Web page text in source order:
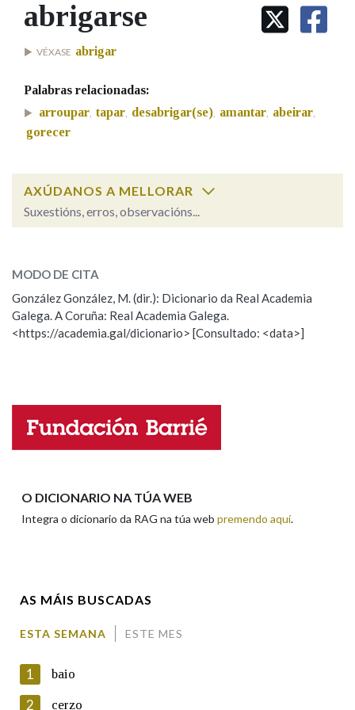
IDENTIDADE CORPORATIVA
MARCIAL DEL ADALID
FIGURAS HOMENAXEADAS
PORTAL DAS PALABRAS
Facebook
TwitterYoutubeInstagram
Bluesky
BUSCAR NOS LEMAS
Comeza por
Remata por
Contén
Nas definicións
Nos exemplos
Marcas gramaticais
LIMPAR
abrigarse
VÉXASE abrigar
Palabras relacionadas:
arroupar, tapar, desabrigar(se), amantar, abeirar,
gorecer
AXÚDANOS A MELLORAR
Suxestións, erros, observacións...
ESCOLLE UNHA OPCIÓN:
Observación Hai un erro na palabra
Propoño mellorar a definición
Nome
MODO DE CITA
González González, M. (dir.): Dicionario da Real Academia
Galega. A Coruña: Real Academia Galega.
<https://academia.gal/dicionario> [Consultado: <data>]
O DICIONARIO NA TÚA WEB
Integra o dicionario da RAG na túa web premendo aquí.
AS MÁIS BUSCADAS
ESTA SEMANA ESTE MES
1 baio
2 cerzo